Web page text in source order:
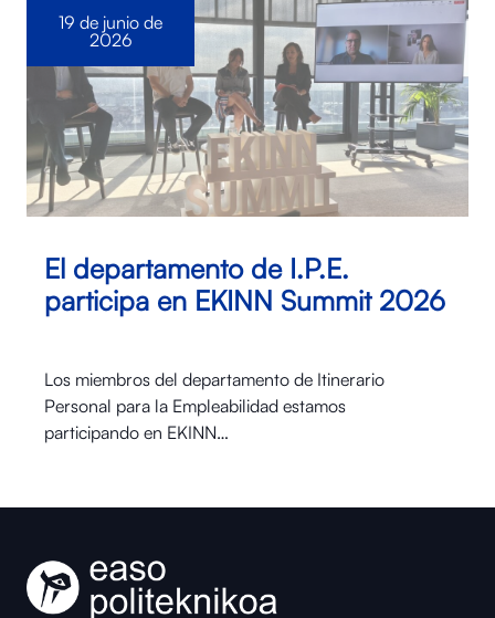
El departamento de I.P.E.
participa en EKINN Summit 2026
Los miembros del departamento de Itinerario
Personal para la Empleabilidad estamos
participando en EKINN…
19 de junio de
2026